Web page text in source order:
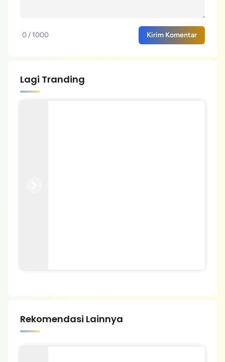
0 / 1000 Kirim Komentar
Lagi Tranding
Rekomendasi Lainnya